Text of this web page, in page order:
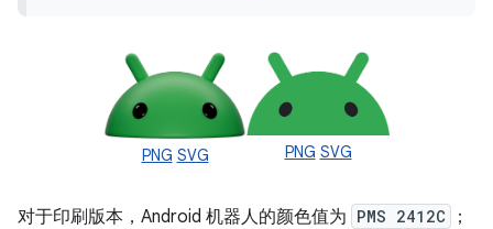
PNG SVG PNG SVG
对于印刷版本，Android 机器人的颜色值为 PMS 2412C
；